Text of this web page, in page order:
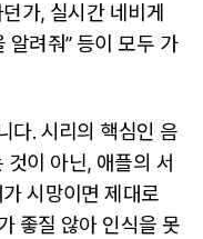
가, 실시간 네비게
알려줘” 등이 모두 가
다. 시리의 핵심인 음
이 아닌, 애플의 서
시망이면 제대로
좋질 않아 인식을 못